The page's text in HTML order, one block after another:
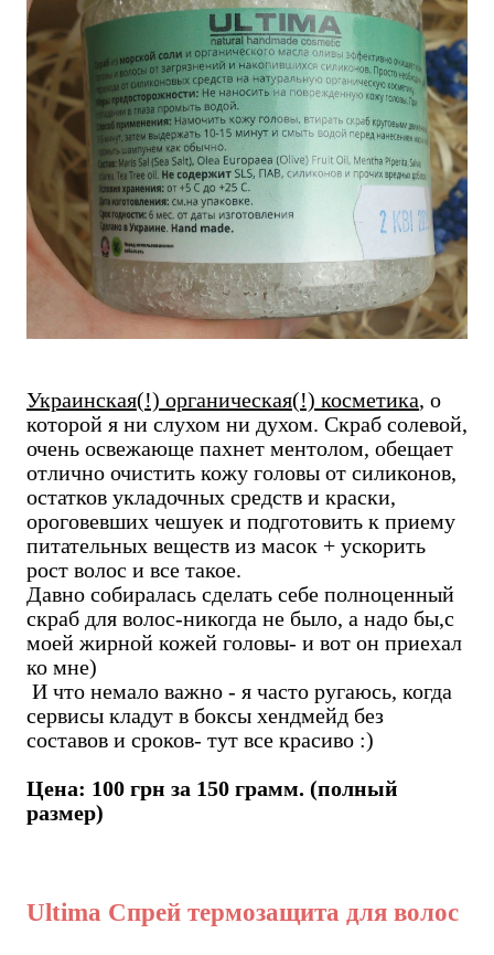
Украинская(!) органическая(!) косметика, о
которой я ни слухом ни духом. Скраб солевой,
очень освежающе пахнет ментолом, обещает
отлично очистить кожу головы от силиконов,
остатков укладочных средств и краски,
ороговевших чешуек и подготовить к приему
питательных веществ из масок + ускорить
рост волос и все такое.
Давно собиралась сделать себе полноценный
скраб для волос-никогда не было, а надо бы,с
моей жирной кожей головы- и вот он приехал
ко мне)
И что немало важно - я часто ругаюсь, когда
сервисы кладут в боксы хендмейд без
составов и сроков- тут все красиво :)
Цена: 100 грн за 150 грамм. (полный
размер)
Ultima Спрей термозащита для волос